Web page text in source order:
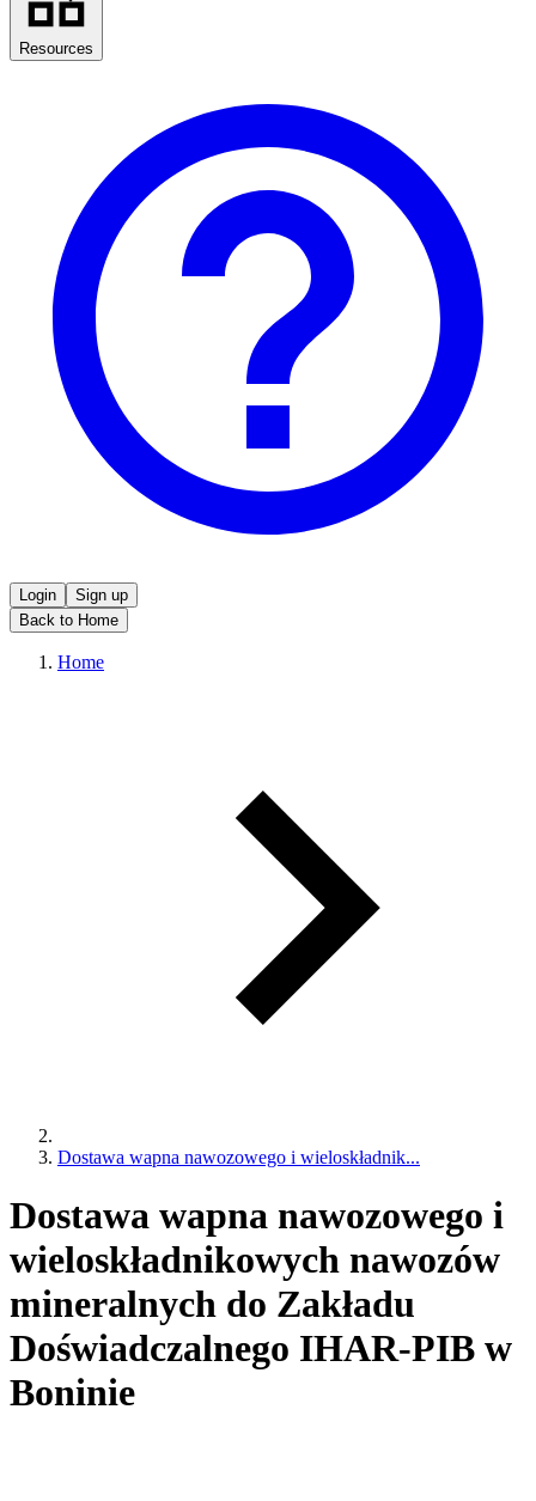
Resources
Login
Sign up
Back to Home
Home
Dostawa wapna nawozowego i wieloskładnik...
Dostawa wapna nawozowego i
wieloskładnikowych nawozów
mineralnych do Zakładu
Doświadczalnego IHAR-PIB w
Boninie